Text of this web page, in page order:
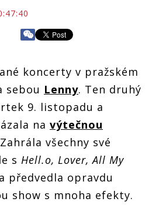
koncerty v pražském
sebou Lenny. Ten druhý
9. listopadu a
na výtečnou
všechny své
s Hell.o, Lover, All My
a předvedla opravdu
show s mnoha efekty.